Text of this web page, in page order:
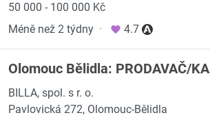
50 000 - 100 000 Kč
Méně než 2 týdny · 4.7
Olomouc Bělidla: PRODAVAČ/KA
BILLA, spol. s r. o.
Pavlovická 272, Olomouc-Bělidla